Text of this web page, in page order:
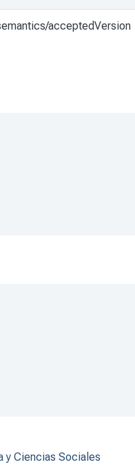
acceptedVersion
y Ciencias Sociales